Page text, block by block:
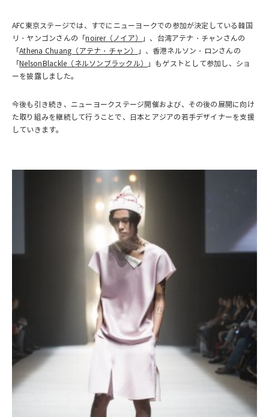
AFC東京ステージでは、すでにニューヨークでの参加が決定している韓国
リ・ヤンゴンさんの「noirer（ノイア）
」、台湾アテナ・チャンさんの
「Athena Chuang（アテナ・チャン）
」、香港ネルソン・ロンさんの
「NelsonBlackle（ネルソンブラックル）
」もゲストとして参加し、ショ
ーを披露しました。
今後も引き続き、ニューヨークステージ開催および、その後の展開に向け
た取り組みを継続して行うことで、日本とアジアの若手デザイナーを支援
していきます。